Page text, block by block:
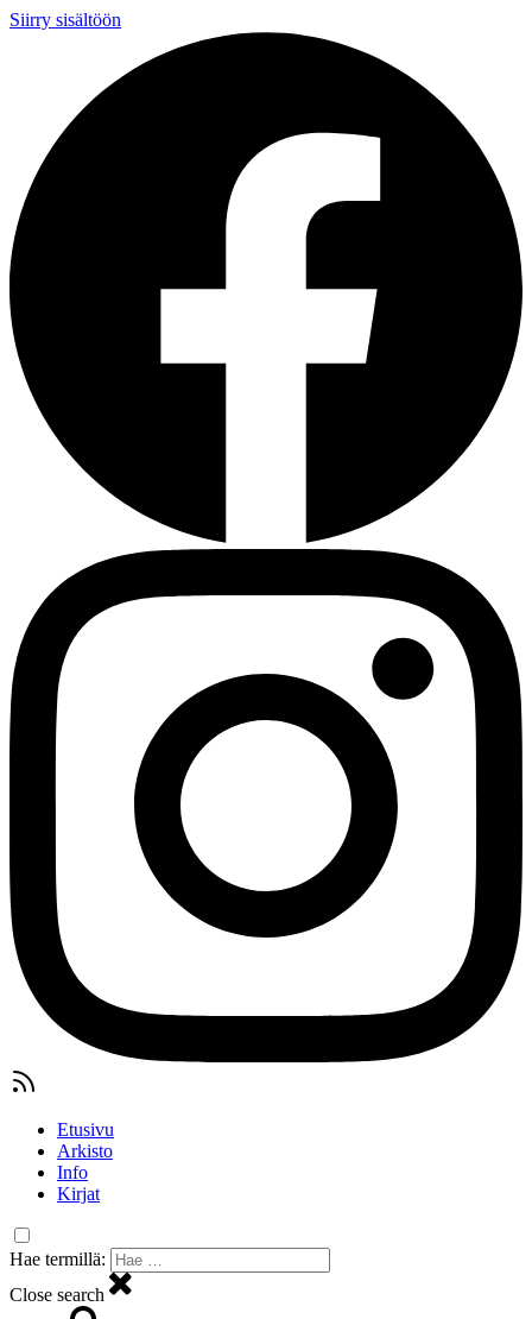
Siirry sisältöön
Etusivu
Arkisto
Info
Kirjat
Hae termillä:
Close search